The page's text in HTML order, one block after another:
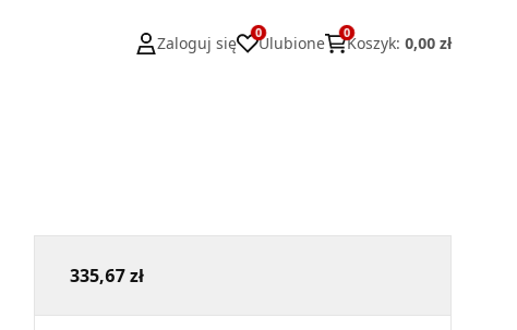
Zaloguj się
0
Ulubione
0
Koszyk: 0,00 zł
335,67 zł